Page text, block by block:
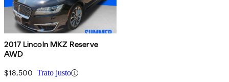
2017 Lincoln MKZ Reserve
AWD
$18,500 Trato justo